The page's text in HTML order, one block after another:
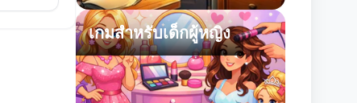
เกมสำหรับเด็กผู้หญิง